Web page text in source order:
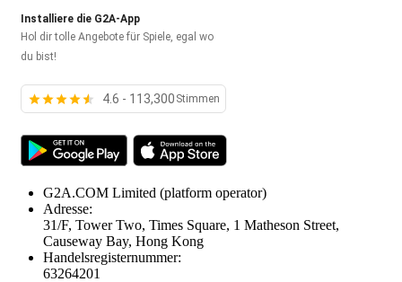
Installiere die G2A-App
Hol dir tolle Angebote für Spiele, egal wo
du bist!
4.6 - 113,300 Stimmen
G2A.COM Limited (platform operator)
Adresse:
31/F, Tower Two, Times Square, 1 Matheson Street,
Causeway Bay, Hong Kong
Handelsregisternummer:
63264201